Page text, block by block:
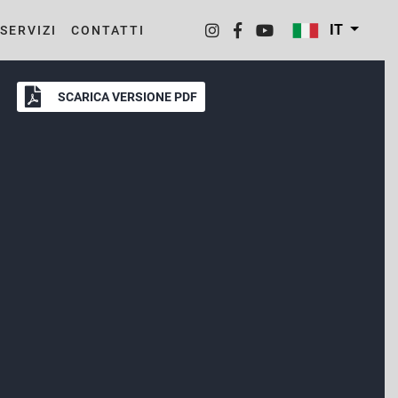
SERVIZI CONTATTI IT
SCARICA VERSIONE PDF